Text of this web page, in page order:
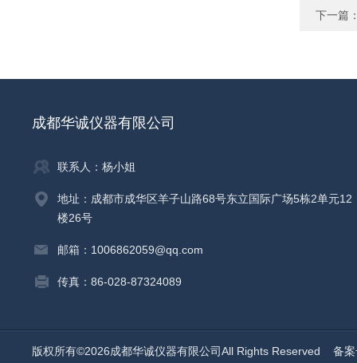
下一篇
成都华诚仪器有限公司
联系人：杨小姐
地址：成都市成华区羊子山路68号东立国际广场5栋2单元12
楼26号
邮箱：1006862059@qq.com
传真：86-028-87324089
版权所有©2026成都华诚仪器有限公司All Rights Reserved 备